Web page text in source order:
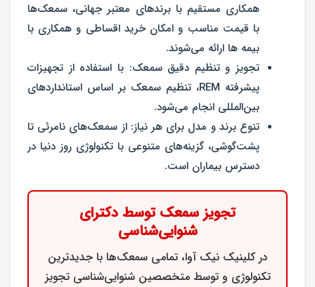
همکاری مستقیم با برندهای معتبر جهانی، سمعک‌ها
با قیمت مناسب و امکان خرید اقساطی و همکاری با
بیمه ها ارائه می‌شوند.
تجویز و تنظیم دقیق سمعک: با استفاده از تجهیزات
پیشرفته REM، تنظیم سمعک بر اساس استانداردهای
بین‌المللی انجام می‌شود.
تنوع برند و مدل برای هر نیاز: از سمعک‌های نامرئی تا
پشت‌گوشی، گزینه‌های متنوعی با تکنولوژی روز دنیا در
دسترس بیماران است.
تجویز سمعک توسط دکترای
شنوایی‌شناسی
در کلینیکنیک آوا، تمامی سمعک‌ها با جدیدترین
تکنولوژی و توسط متخصصین شنوایی‌شناسی تجویز